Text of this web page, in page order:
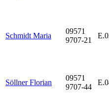
Schmidt Maria
09571
9707-21
Söllner Florian
09571
9707-44